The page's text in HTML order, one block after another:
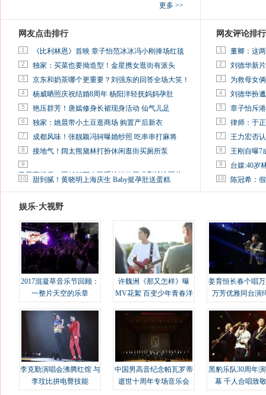
更多 >>
网友点击排行
1 《比利林恩》首映 章子怡范冰冰冯小刚捧场红毯
2 独家：买菜也要拗造型！金星携女逛街有派头
3 京东和奶茶哪个更重要？刘强东的回答全场大笑！
4 杨威晒照庆祝结婚8周年 杨阳洋轻抚妈妈孕肚
5 艳压群芳！唐嫣修身长裙现身活动 仙气儿足
6 独家：姚晨带小土豆逛商场 购置产后新衣
7 成都风味！张靓颖冯轲曝婚纱照 吃串串打麻将
8 接地气！阔太熊黛林打扮休闲逛街买厕所泵
9
马蓉离婚后，砸1000万人民币给媒体要求删掉这照片
10 甜到腻！黄晓明上海庆生 Baby挺孕肚送蛋糕
网友评论排行
1 董卿：这
2 刘德华新
3 为救母女
4 刘德华扮
5 章子怡斥
6 律师：于
7 王力宏否
8 王刚自曝7
9 台媒:40岁
10 陈冠希：
娱乐·大视野
2017混凝草音乐节回顾：
一整片天空的乐章
许魏洲《那又怎样》曝
MV花絮 百变少年青春洋
姜育恒长春个唱
万芳优雅同台演
李克勤演唱会沸腾红馆 与
李玟比拼电臀技能
中国男高音纪念帕瓦罗蒂
逝世十周年专场音乐会
黑豹乐队30周年
幕 千人合唱致